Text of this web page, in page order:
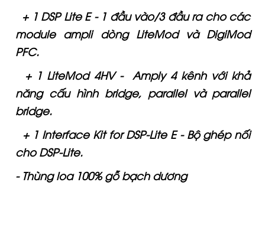
+ 1 DSP Lite E - 1 đầu vào/3 đầu ra cho các
module ampli dòng LiteMod và DigiMod
PFC.
+ 1 LiteMod 4HV - Amply 4 kênh với khả
năng cấu hình bridge, parallel và parallel
bridge.
+ 1 Interface Kit for DSP-Lite E - Bộ ghép nối
cho DSP-Lite.
- Thùng loa 100% gỗ bạch dương